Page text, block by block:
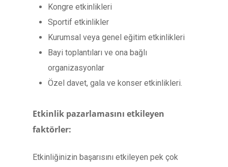
Kongre etkinlikleri
Sportif etkinlikler
Kurumsal veya genel eğitim etkinlikleri
Bayi toplantıları ve ona bağlı
organizasyonlar
Özel davet, gala ve konser etkinlikleri.
Etkinlik pazarlamasını etkileyen
faktörler:
Etkinliğinizin başarısını etkileyen pek çok